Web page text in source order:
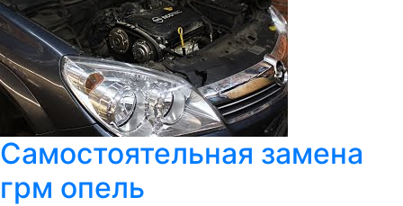
Самостоятельная замена
грм опель